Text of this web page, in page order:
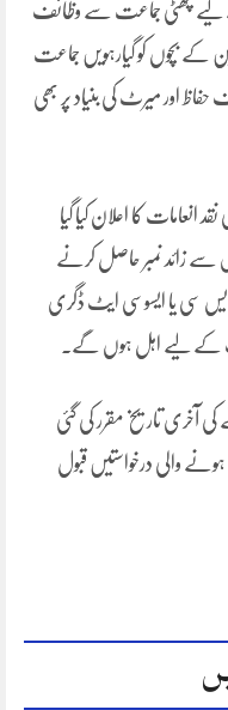
5 سے 16 کے بچوں کے لیے چھٹی جماعت سے وظائف
ہے۔ گریڈ 17 سے 22 کے ملازمین کے بچوں کو گیارہویں جماعت
اور میرٹ کی بنیاد پر بھی
کا اعلان کیا گیا
اے میں 80 فیصد یا اس سے زائد نمبر حاصل کرنے
سی یا ایسوسی ایٹ ڈگری
تک جمع کرانے کی آخری تاریخ مقرر کی گئی
والی درخواستیں قبول